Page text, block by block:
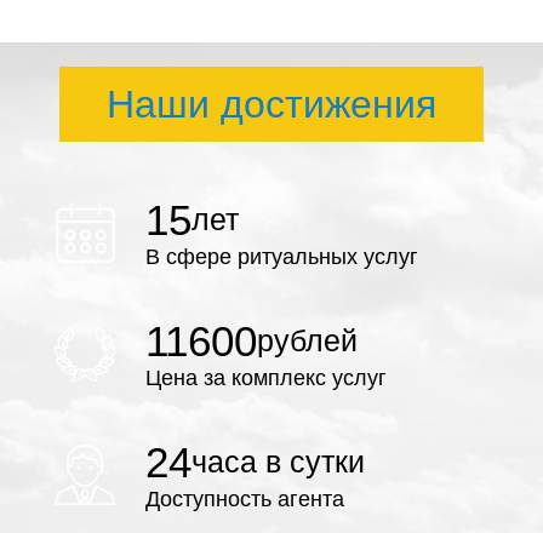
Наши достижения
15лет
В сфере ритуальных услуг
11600рублей
Цена за комплекс услуг
24часа в сутки
Доступность агента